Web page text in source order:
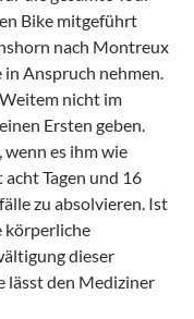
Bike mitgeführt
nach Mon­treux
in Anspruch nehmen.
nicht im
Ersten geben.
wenn es ihm wie
Tagen und 16
zu absolvieren. Ist
körperliche
dieser
lässt den Mediziner